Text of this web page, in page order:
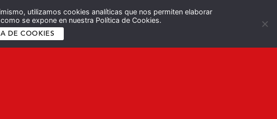
utilizamos cookies analíticas que nos permiten elaborar
se expone en nuestra Política de Cookies.
DE COOKIES
Español English